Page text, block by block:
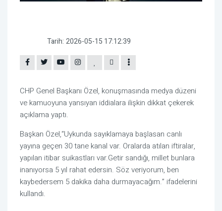
Tarih: 2026-05-15 17:12:39
CHP Genel Başkanı Özel, konuşmasında medya düzeni
ve kamuoyuna yansıyan iddialara ilişkin dikkat çekerek
açıklama yaptı.
Başkan Özel,“Uykunda sayıklamaya başlasan canlı
yayına geçen 30 tane kanal var. Oralarda atılan iftiralar,
yapılan itibar suikastları var.Getir sandığı, millet bunlara
inanıyorsa 5 yıl rahat edersin. Söz veriyorum, ben
kaybedersem 5 dakika daha durmayacağım.” ifadelerini
kullandı.